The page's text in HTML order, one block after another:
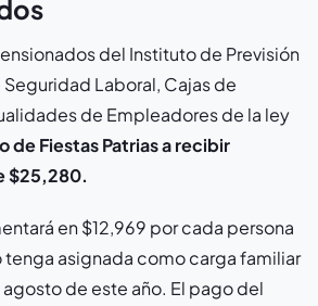
del Instituto de Previsión
Laboral, Cajas de
de Empleadores de la ley
de Fiestas Patrias a recibir
$25,280.
en $12,969 por cada persona
asignada como carga familiar
agosto de este año. El pago del